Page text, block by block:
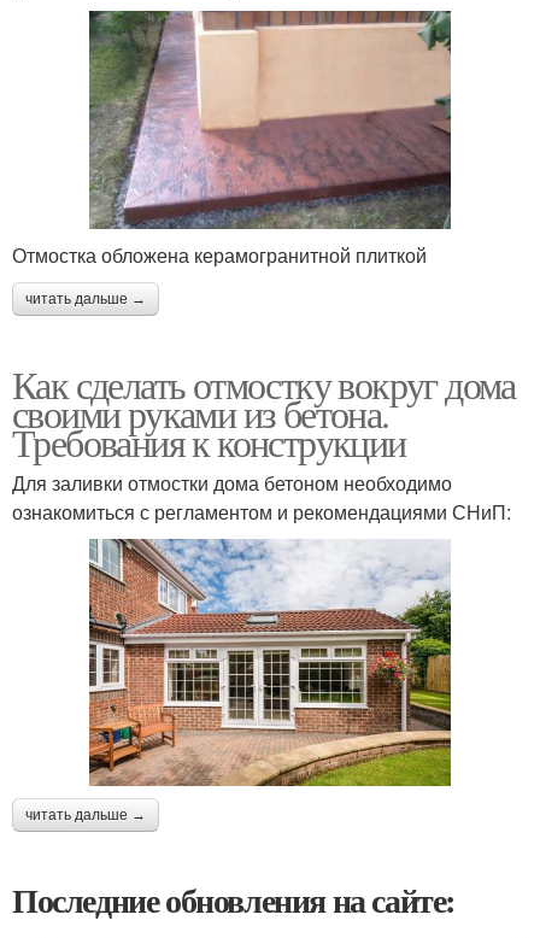
Отмостка обложена керамогранитной плиткой
читать дальше →
Как сделать отмостку вокруг дома
своими руками из бетона.
Требования к конструкции
Для заливки отмостки дома бетоном необходимо
ознакомиться с регламентом и рекомендациями СНиП:
читать дальше →
Последние обновления на сайте: